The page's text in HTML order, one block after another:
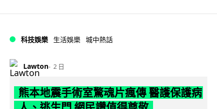
科技娛樂 生活娛樂 城中熱話
Lawton 2 日
熊本地震手術室驚魂片瘋傳 醫護保護病